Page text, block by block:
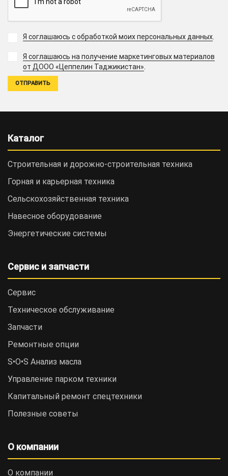
Я соглашаюсь с обработкой моих персональных данных.
Я соглашаюсь на получение маркетинговых материалов
от ДООО «Цеппелин Таджикистан».
Каталог
Строительная и дорожно-cтроительная техника
Горная и карьерная техника
Сельскохозяйственная техника
Навесное оборудование
Энергетические системы
Сервис и запчасти
Сервис
Техническое обслуживание
Запчасти
Ремонтные опции
S•O•S Анализ масла
Управление парком техники
Капитальный ремонт спецтехники
Полезные советы
О компании
О компании